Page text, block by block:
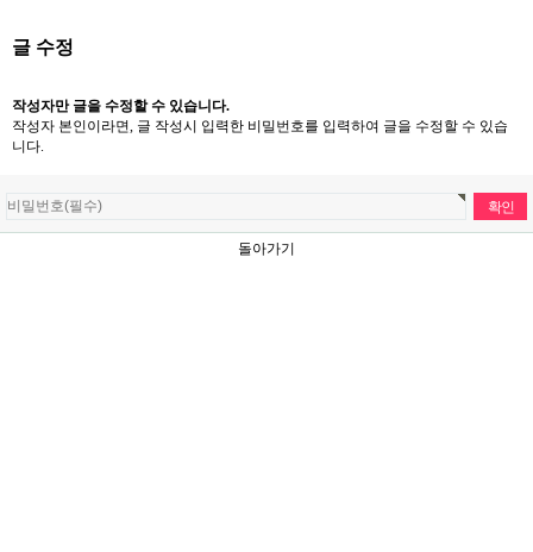
글 수정
작성자만 글을 수정할 수 있습니다.
작성자 본인이라면, 글 작성시 입력한 비밀번호를 입력하여 글을 수정할 수 있습
니다.
돌아가기